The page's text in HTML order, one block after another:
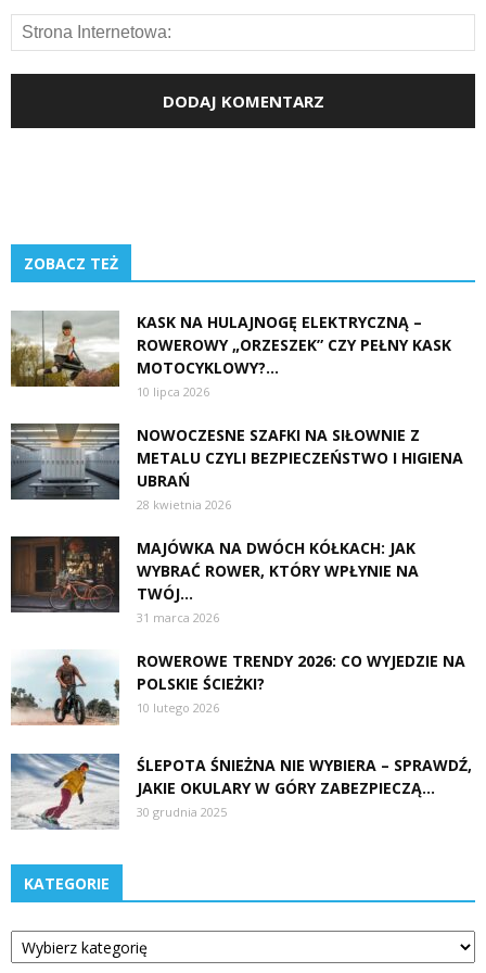
ZOBACZ TEŻ
KASK NA HULAJNOGĘ ELEKTRYCZNĄ –
ROWEROWY „ORZESZEK” CZY PEŁNY KASK
MOTOCYKLOWY?...
10 lipca 2026
NOWOCZESNE SZAFKI NA SIŁOWNIE Z
METALU CZYLI BEZPIECZEŃSTWO I HIGIENA
UBRAŃ
28 kwietnia 2026
MAJÓWKA NA DWÓCH KÓŁKACH: JAK
WYBRAĆ ROWER, KTÓRY WPŁYNIE NA
TWÓJ...
31 marca 2026
ROWEROWE TRENDY 2026: CO WYJEDZIE NA
POLSKIE ŚCIEŻKI?
10 lutego 2026
ŚLEPOTA ŚNIEŻNA NIE WYBIERA – SPRAWDŹ,
JAKIE OKULARY W GÓRY ZABEZPIECZĄ...
30 grudnia 2025
KATEGORIE
Kategorie